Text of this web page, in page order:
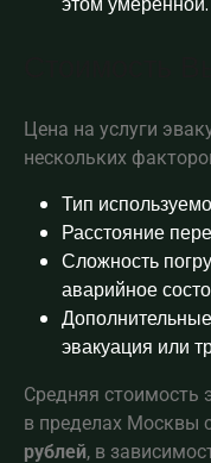
Цена на услуги
нескольких
Тип
Расстояние
Сложность
аварийное
эвакуация или
Средняя стоимость
в пределах Москвы
рублей, в